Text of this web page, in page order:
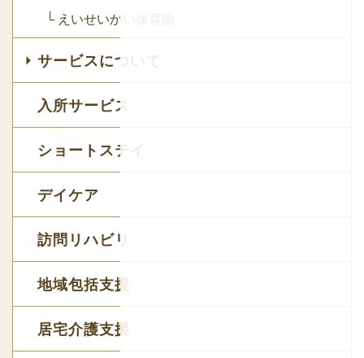
└ えいせいかい保育園
サービスについて
入所サービス
ショートステイ
デイケア
訪問リハビリ
地域包括支援
居宅介護支援